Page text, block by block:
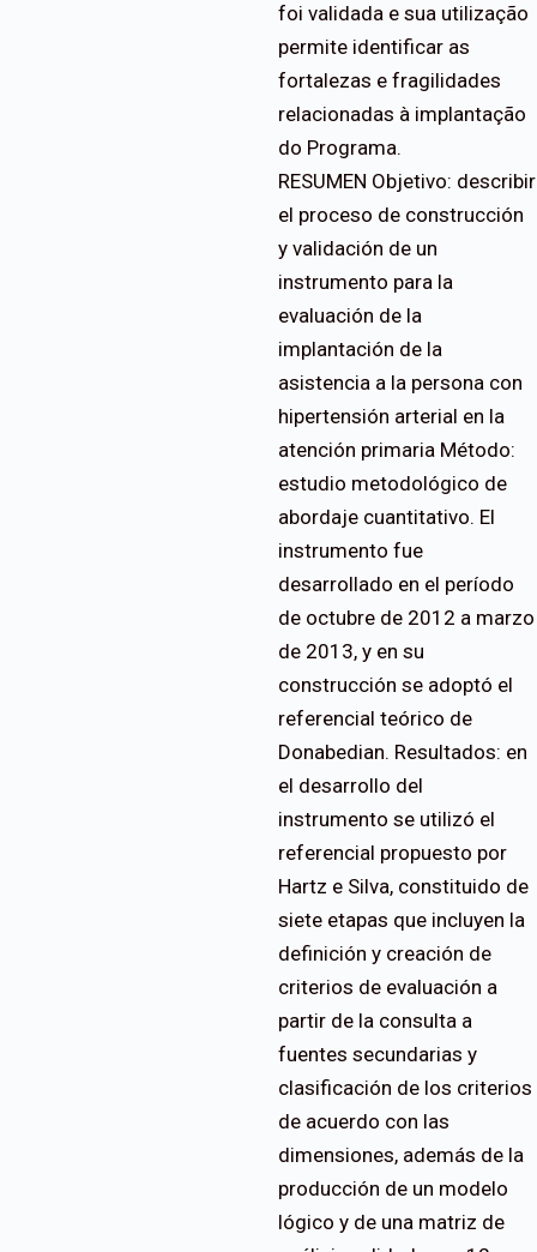
foi validada e sua utilização
permite identificar as
fortalezas e fragilidades
relacionadas à implantação
do Programa.
RESUMEN Objetivo: describir
el proceso de construcción
y validación de un
instrumento para la
evaluación de la
implantación de la
asistencia a la persona con
hipertensión arterial en la
atención primaria Método:
estudio metodológico de
abordaje cuantitativo. El
instrumento fue
desarrollado en el período
de octubre de 2012 a marzo
de 2013, y en su
construcción se adoptó el
referencial teórico de
Donabedian. Resultados: en
el desarrollo del
instrumento se utilizó el
referencial propuesto por
Hartz e Silva, constituido de
siete etapas que incluyen la
definición y creación de
criterios de evaluación a
partir de la consulta a
fuentes secundarias y
clasificación de los criterios
de acuerdo con las
dimensiones, además de la
producción de un modelo
lógico y de una matriz de